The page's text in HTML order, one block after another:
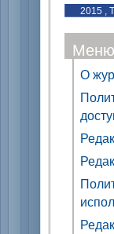
2015 ,
Меню
О